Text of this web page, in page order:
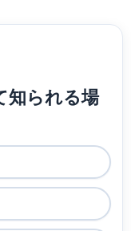
知られる場